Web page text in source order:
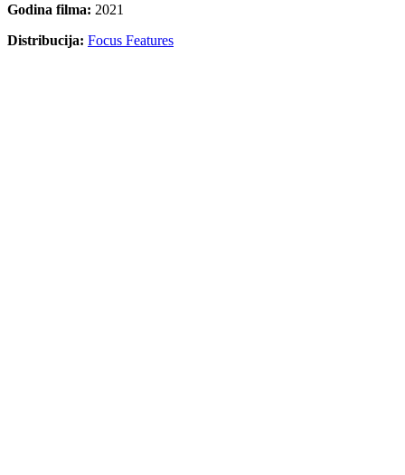
Godina filma: 2021
Distribucija: Focus Features